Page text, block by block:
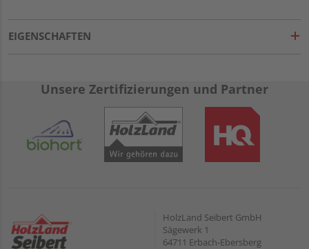
EIGENSCHAFTEN
Unsere Zertifizierungen und Partner
HolzLand Seibert GmbH
Sägewerk 1
64711 Erbach-Ebersberg